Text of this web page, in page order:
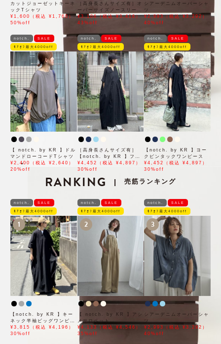
カットジョーゼットキーネ
ックTシャツ
¥1,600（税込 ¥1,760）
50%off
［高身長さんサイズ有］オ
ーバーサイズノースリーブ
ワンピース
¥3,106（税込 ¥3,416）
43%off
シアーデニムオーバーシャ
ツ
¥2,993（税込 ¥3,292）
40%off
notch. SALE
ﾓｱｵﾌ最大4000off
【 notch. by KR 】ドル
マンドローコードTシャツ
¥2,400（税込 ¥2,640）
20%off
notch. SALE
ﾓｱｵﾌ最大4000off
［高身長さんサイズ有］
【notch. by KR 】フロ
ント刺繍スキッパーワンピ
ース
¥4,452（税込 ¥4,897）
30%off
notch. SALE
ﾓｱｵﾌ最大4000off
【notch. by KR 】ヨー
クピンタックワンピース
¥4,452（税込 ¥4,897）
30%off
RANKING | 売筋ランキング
notch. SALE
ﾓｱｵﾌ最大4000off
1
【notch. by KR 】キー
ネック半袖ビッグワンピー
ス
¥3,815（税込 ¥4,196）
30%off
notch. SALE
ﾓｱｵﾌ最大4000off
2
【 notch. by KR 】アシ
メサロペット
¥4,133（税込 ¥4,546）
35%off
notch. SALE
ﾓｱｵﾌ最大4000off
3
シアーデニムオーバーシャ
ツ
¥2,993（税込 ¥3,292）
40%off